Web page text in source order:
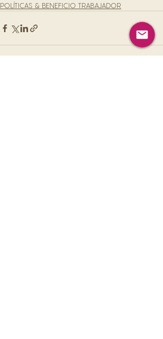
POLÍTICAS & BENEFICIO TRABAJADOR